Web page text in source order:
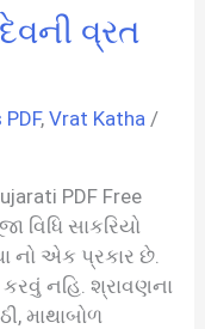
વ્રત
,Vrat Katha /
PDF Free
વિધિ સાકરિયો
નો એક પ્રકાર છે.
નહિ. શ્રાવણના
માથાબોળ